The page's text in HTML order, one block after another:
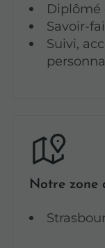
Diplômé
Savoir-
Suivi,
Notre zone